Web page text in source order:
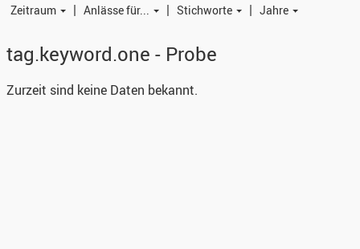
Zeitraum | Anlässe für... | Stichworte | Jahre
tag.keyword.one - Probe
Zurzeit sind keine Daten bekannt.